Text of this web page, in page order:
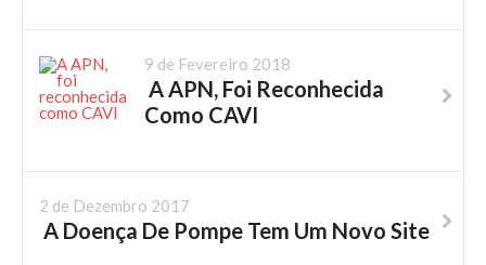
9 de Fevereiro 2018
A APN, Foi Reconhecida
Como CAVI
2 de Dezembro 2017
A Doença De Pompe Tem Um Novo Site